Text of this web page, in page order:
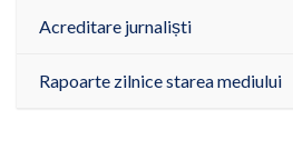
Acreditare jurnaliști
Rapoarte zilnice starea mediului